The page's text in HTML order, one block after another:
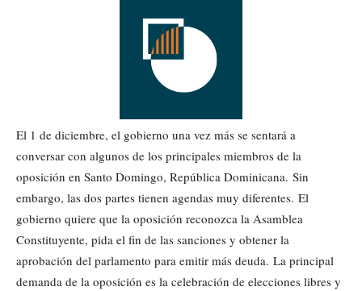
El 1 de diciembre, el gobierno una vez más se sentará a
conversar con algunos de los principales miembros de la
oposición en Santo Domingo, República Dominicana. Sin
embargo, las dos partes tienen agendas muy diferentes. El
gobierno quiere que la oposición reconozca la Asamblea
Constituyente, pida el fin de las sanciones y obtener la
aprobación del parlamento para emitir más deuda. La principal
demanda de la oposición es la celebración de elecciones libres y